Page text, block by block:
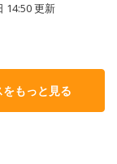
14:50更新
もっと見る